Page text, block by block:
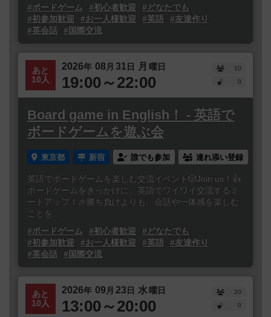
#ボードゲーム
#初心者歓迎
#どなたでも
#初参加歓迎
#お一人様歓迎 #英語
#友達作り
#英会話
#国際交流
あと
10人
2026年 08 月 31日 月 曜日
19:00～22:00
10
0
Board game in English！ - 英語で
ボードゲームを遊ぶ会
東京都 新宿 誰でも参加 連れ添い登録
英語でボードゲームを楽しむ交流イベント🎲Join us！👍
ボードゲームをきっかけに、英語でワイワイ交流するミ
ートアップ！🎉勝ち負けよりも、会話や一体感を楽しむ
ことを...
#ボードゲーム
#初心者歓迎
#どなたでも
#初参加歓迎
#お一人様歓迎 #英語
#友達作り
#英会話
#国際交流
あと
10人
2026年 09 月 23日 水曜日
13:00～20:00
20
0